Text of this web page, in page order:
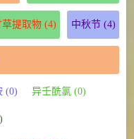
草提取物(4) 中秋节(4)
(0) 异壬酰氯 (0)